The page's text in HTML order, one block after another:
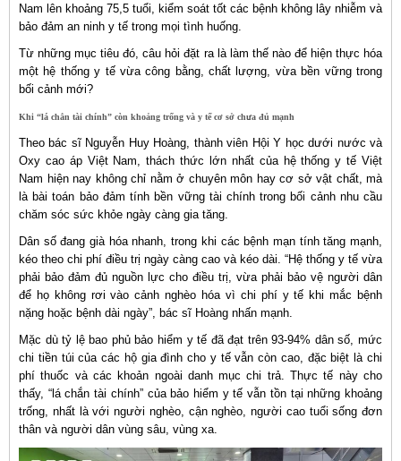
Nam lên khoảng 75,5 tuổi, kiểm soát tốt các bệnh không lây nhiễm và
bảo đảm an ninh y tế trong mọi tình huống.
Từ những mục tiêu đó, câu hỏi đặt ra là làm thế nào để hiện thực hóa
một hệ thống y tế vừa công bằng, chất lượng, vừa bền vững trong
bối cảnh mới?
Khi “lá chắn tài chính” còn khoảng trống và y tế cơ sở chưa đủ mạnh
Theo bác sĩ Nguyễn Huy Hoàng, thành viên Hội Y học dưới nước và
Oxy cao áp Việt Nam, thách thức lớn nhất của hệ thống y tế Việt
Nam hiện nay không chỉ nằm ở chuyên môn hay cơ sở vật chất, mà
là bài toán bảo đảm tính bền vững tài chính trong bối cảnh nhu cầu
chăm sóc sức khỏe ngày càng gia tăng.
Dân số đang già hóa nhanh, trong khi các bệnh mạn tính tăng mạnh,
kéo theo chi phí điều trị ngày càng cao và kéo dài. “Hệ thống y tế vừa
phải bảo đảm đủ nguồn lực cho điều trị, vừa phải bảo vệ người dân
để họ không rơi vào cảnh nghèo hóa vì chi phí y tế khi mắc bệnh
nặng hoặc bệnh dài ngày”, bác sĩ Hoàng nhấn mạnh.
Mặc dù tỷ lệ bao phủ bảo hiểm y tế đã đạt trên 93-94% dân số, mức
chi tiền túi của các hộ gia đình cho y tế vẫn còn cao, đặc biệt là chi
phí thuốc và các khoản ngoài danh mục chi trả. Thực tế này cho
thấy, “lá chắn tài chính” của bảo hiểm y tế vẫn tồn tại những khoảng
trống, nhất là với người nghèo, cận nghèo, người cao tuổi sống đơn
thân và người dân vùng sâu, vùng xa.